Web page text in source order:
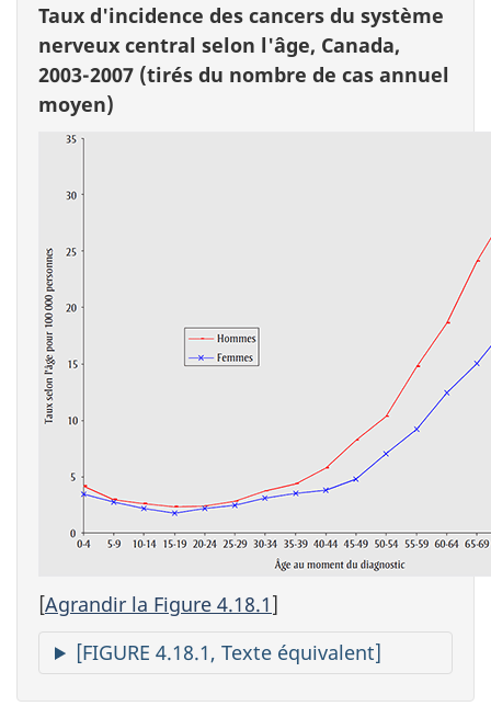
Taux d'incidence des cancers du système
nerveux central selon l'âge, Canada,
2003-2007 (tirés du nombre de cas annuel
moyen)
[Agrandir la Figure 4.18.1]
[FIGURE 4.18.1, Texte équivalent]